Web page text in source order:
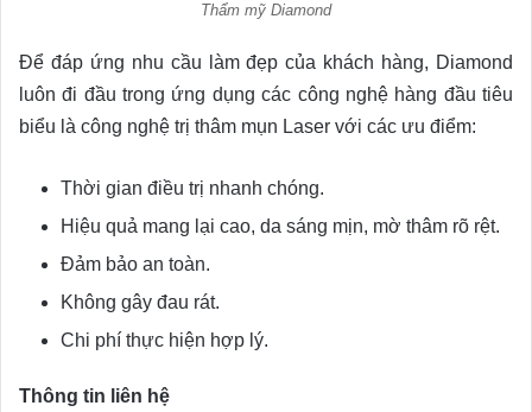
Thẩm mỹ Diamond
Để đáp ứng nhu cầu làm đẹp của khách hàng, Diamond
luôn đi đầu trong ứng dụng các công nghệ hàng đầu tiêu
biểu là công nghệ trị thâm mụn Laser với các ưu điểm:
Thời gian điều trị nhanh chóng.
Hiệu quả mang lại cao, da sáng mịn, mờ thâm rõ rệt.
Đảm bảo an toàn.
Không gây đau rát.
Chi phí thực hiện hợp lý.
Thông tin liên hệ